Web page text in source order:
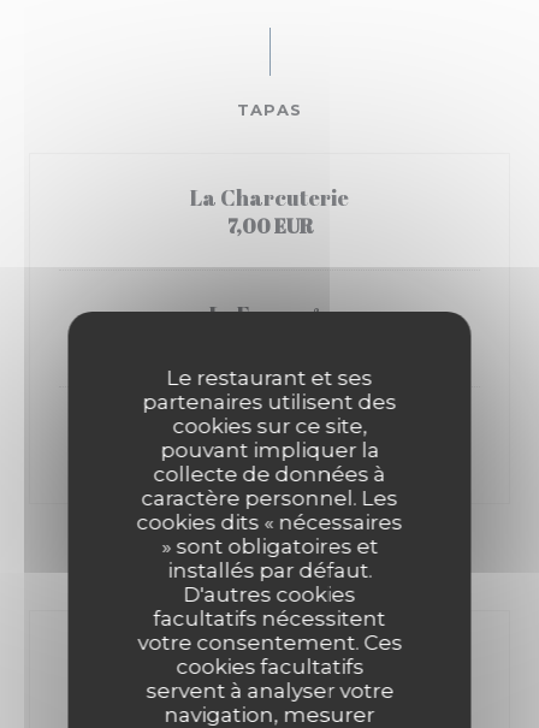
Le restaurant et ses
partenaires utilisent des
cookies sur ce site,
pouvant impliquer la
collecte de données à
caractère personnel. Les
cookies dits « nécessaires
» sont obligatoires et
installés par défaut.
D'autres cookies
facultatifs nécessitent
votre consentement. Ces
cookies facultatifs
servent à analyser votre
navigation, mesurer
TAPAS
La Charcuterie
7,00 EUR
Le Fromage
Mixte
7,00 EUR
ENTRÉES
Gaspacho
Concombre, pastèque et fêta
7,50 EUR